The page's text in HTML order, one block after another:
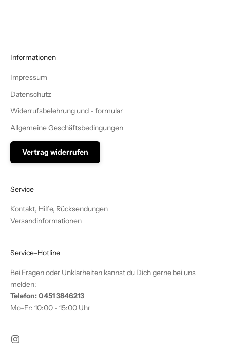
Informationen
Impressum
Datenschutz
Widerrufsbelehrung und - formular
Allgemeine Geschäftsbedingungen
Vertrag widerrufen
Service
Kontakt, Hilfe, Rücksendungen
Versandinformationen
Service-Hotline
Bei Fragen oder Unklarheiten kannst du Dich gerne bei uns
melden:
Telefon: 0451 3846213
Mo-Fr: 10:00 - 15:00 Uhr